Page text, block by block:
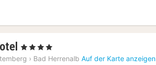
1
Nacht
, 4 Sterne
› Bad Herrenalb Auf der Karte anzeigen